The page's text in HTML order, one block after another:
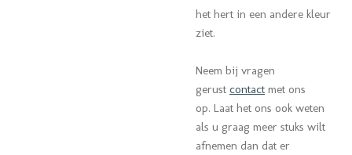
het hert in een andere kleur
ziet.
Neem bij vragen
gerust contact met ons
op. Laat het ons ook weten
als u graag meer stuks wilt
afnemen dan dat er